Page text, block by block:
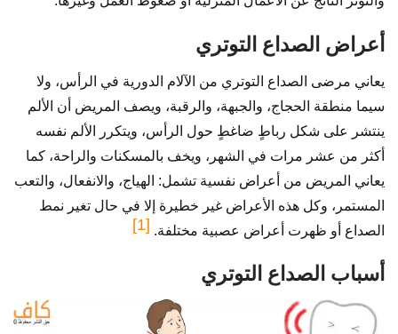
أعراض الصداع التوتري
يعاني مرضى الصداع التوتري من الآلام الدورية في الرأس، ولا
سيما منطقة الحجاج، والجبهة، والرقبة، ويصف المريض أن الألم
ينتشر على شكل رباطٍ ضاغطٍ حول الرأس، ويتكرر الألم نفسه
أكثر من عشر مرات في الشهر، ويخف بالمسكنات والراحة، كما
يعاني المريض من أعراض نفسية تشمل: الهياج، والانفعال، والتعب
المستمر، وكل هذه الأعراض غير خطيرة إلا في حال تغير نمط
الصداع أو ظهرت أعراض عصبية مختلفة. [1]
أسباب الصداع التوتري